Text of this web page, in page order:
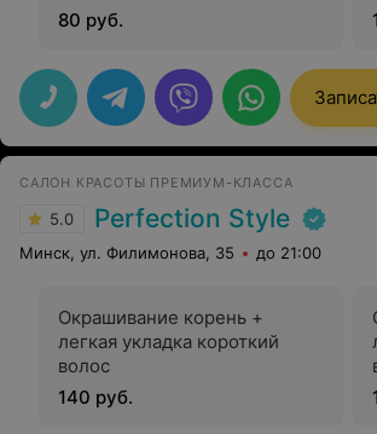
80 руб.
САЛОН КРАСОТЫ ПРЕМИУМ-КЛАССА
5.0 Perfection Style
Минск, ул. Филимонова, 35 до 21:00
Окрашивание корень +
легкая укладка короткий
волос
140 руб.